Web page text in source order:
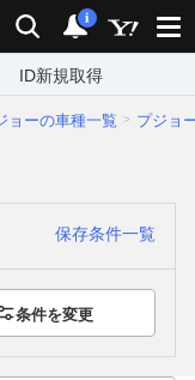
検索 通知
i
ID新規取得
ョーの車種一覧 プジョ
保存条件一覧
条件を変更